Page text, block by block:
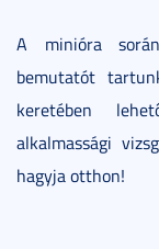
A minióra
bemutatót
keretében
alkalmassági
hagyja otthon!